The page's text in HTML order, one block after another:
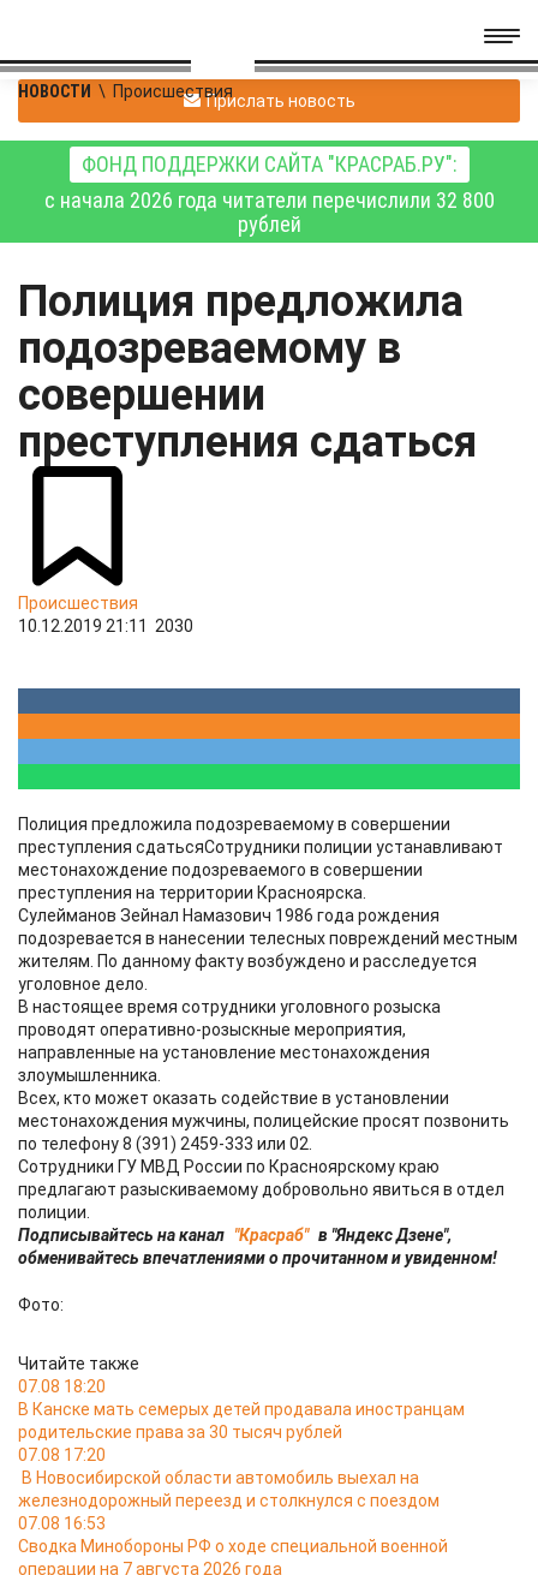
НОВОСТИ \ ПроисшествияПрислать новость
ФОНД ПОДДЕРЖКИ САЙТА "КРАСРАБ.РУ":
с начала 2026 года читатели перечислили 32 800
рублей
Полиция предложила
подозреваемому в
совершении
преступления сдаться
Происшествия
10.12.2019 21:11
2030
Полиция предложила подозреваемому в совершении
преступления сдатьсяСотрудники полиции устанавливают
местонахождение подозреваемого в совершении
преступления на территории Красноярска.
Сулейманов Зейнал Намазович 1986 года рождения
подозревается в нанесении телесных повреждений местным
жителям. По данному факту возбуждено и расследуется
уголовное дело.
В настоящее время сотрудники уголовного розыска
проводят оперативно-розыскные мероприятия,
направленные на установление местонахождения
злоумышленника.
Всех, кто может оказать содействие в установлении
местонахождения мужчины, полицейские просят позвонить
по телефону 8 (391) 2459-333 или 02.
Сотрудники ГУ МВД России по Красноярскому краю
предлагают разыскиваемому добровольно явиться в отдел
полиции.
Подписывайтесь на канал "Красраб" в "Яндекс Дзене",
обменивайтесь впечатлениями о прочитанном и увиденном!
Фото:
Читайте также
07.08 18:20
В Канске мать семерых детей продавала иностранцам
родительские права за 30 тысяч рублей
07.08 17:20
В Новосибирской области автомобиль выехал на
железнодорожный переезд и столкнулся с поездом
07.08 16:53
Сводка Минобороны РФ о ходе специальной военной
операции на 7 августа 2026 года